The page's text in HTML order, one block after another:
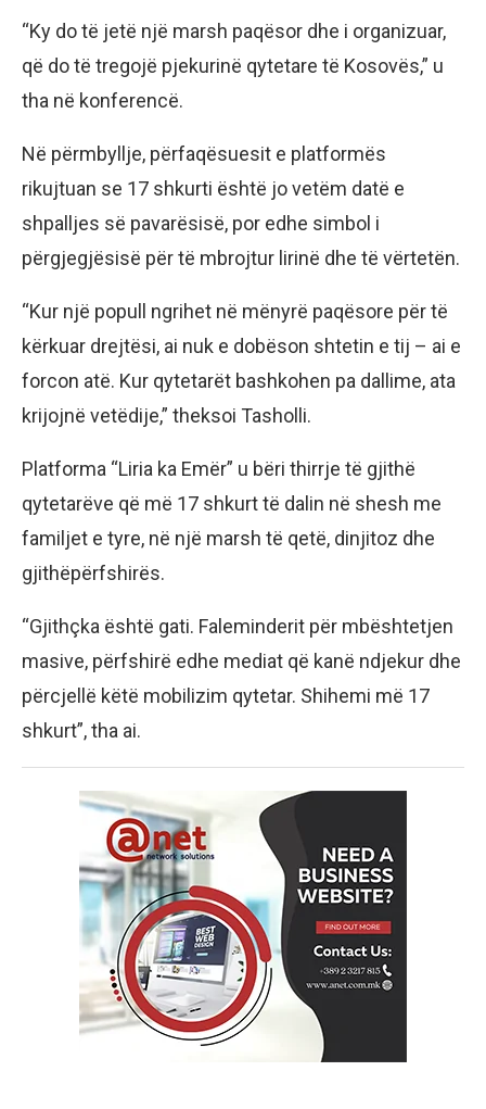
“Ky do të jetë një marsh paqësor dhe i organizuar,
që do të tregojë pjekurinë qytetare të Kosovës,” u
tha në konferencë.
Në përmbyllje, përfaqësuesit e platformës
rikujtuan se 17 shkurti është jo vetëm datë e
shpalljes së pavarësisë, por edhe simbol i
përgjegjësisë për të mbrojtur lirinë dhe të vërtetën.
“Kur një popull ngrihet në mënyrë paqësore për të
kërkuar drejtësi, ai nuk e dobëson shtetin e tij – ai e
forcon atë. Kur qytetarët bashkohen pa dallime, ata
krijojnë vetëdije,” theksoi Tasholli.
Platforma “Liria ka Emër” u bëri thirrje të gjithë
qytetarëve që më 17 shkurt të dalin në shesh me
familjet e tyre, në një marsh të qetë, dinjitoz dhe
gjithëpërfshirës.
“Gjithçka është gati. Faleminderit për mbështetjen
masive, përfshirë edhe mediat që kanë ndjekur dhe
përcjellë këtë mobilizim qytetar. Shihemi më 17
shkurt”, tha ai.